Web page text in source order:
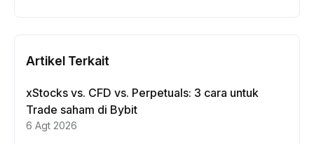
Artikel Terkait
xStocks vs. CFD vs. Perpetuals: 3 cara untuk
Trade saham di Bybit
6 Agt 2026